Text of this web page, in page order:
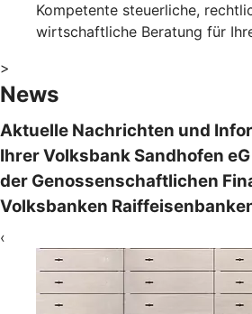
Kompetente steuerliche,
wirtschaftliche Beratung für
>
News
Aktuelle Nachrichten und
Ihrer Volksbank Sandhofen
der Genossenschaftlichen
Volksbanken
‹